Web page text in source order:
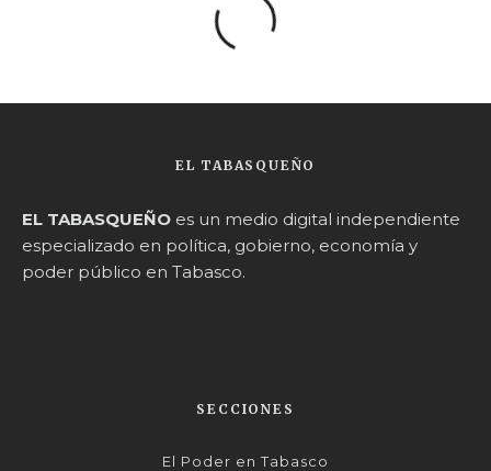
EL TABASQUEÑO
EL TABASQUEÑO es un medio digital independiente
especializado en política, gobierno, economía y
poder público en Tabasco.
SECCIONES
El Poder en Tabasco